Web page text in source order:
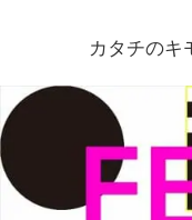
カタチの